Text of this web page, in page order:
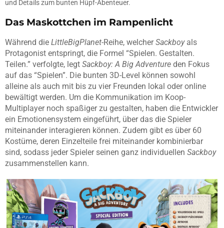
und Details zum bunten Hüpf-Abenteuer.
Das Maskottchen im Rampenlicht
Während die LittleBigPlanet-Reihe, welcherSackboyals
Protagonist entspringt, die Formel “Spielen. Gestalten.
Teilen.” verfolgte, legt Sackboy: A Big Adventure den Fokus
auf das “Spielen”. Die bunten 3D-Level können sowohl
alleine als auch mit bis zu vier Freunden lokal oder online
bewältigt werden. Um die Kommunikation im Koop-
Multiplayer noch spaßiger zu gestalten, haben die Entwickler
ein Emotionensystem eingeführt, über das die Spieler
miteinander interagieren können. Zudem gibt es über 60
Kostüme, deren Einzelteile frei miteinander kombinierbar
sind, sodass jeder Spieler seinen ganz individuellen Sackboy
zusammenstellen kann.